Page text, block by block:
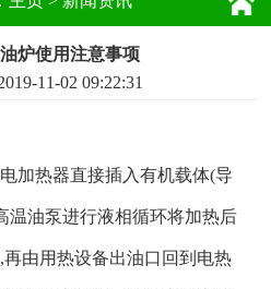
炉使用注意事项
11-02 09:22:31
加热器直接插入有机载体(导
温油泵进行液相循环将加热后
由用热设备出油口回到电热